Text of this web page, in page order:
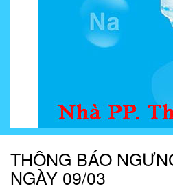
THÔNG BÁO
NGÀY 09/03